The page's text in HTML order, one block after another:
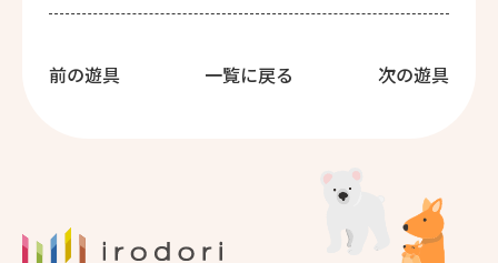
前の遊具 一覧に戻る 次の遊具